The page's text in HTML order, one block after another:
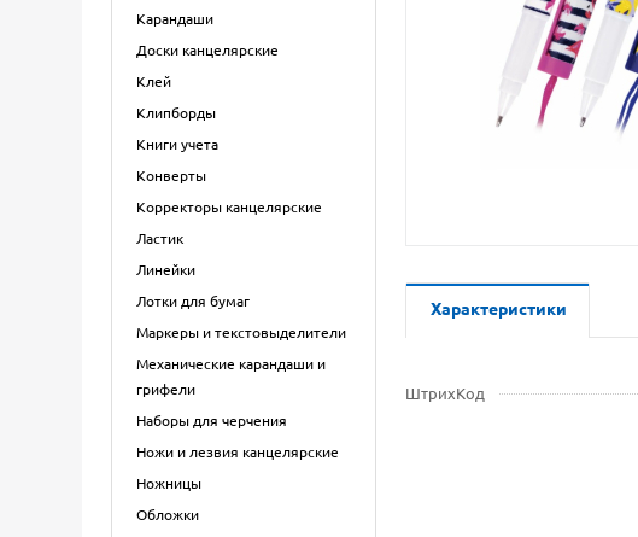
Карандаши
Доски канцелярские
Клей
Клипборды
Книги учета
Конверты
Корректоры канцелярские
Ластик
Линейки
Лотки для бумаг
Маркеры и текстовыделители
Механические карандаши и
грифели
Наборы для черчения
Ножи и лезвия канцелярские
Ножницы
Обложки
Характеристики
ШтрихКод